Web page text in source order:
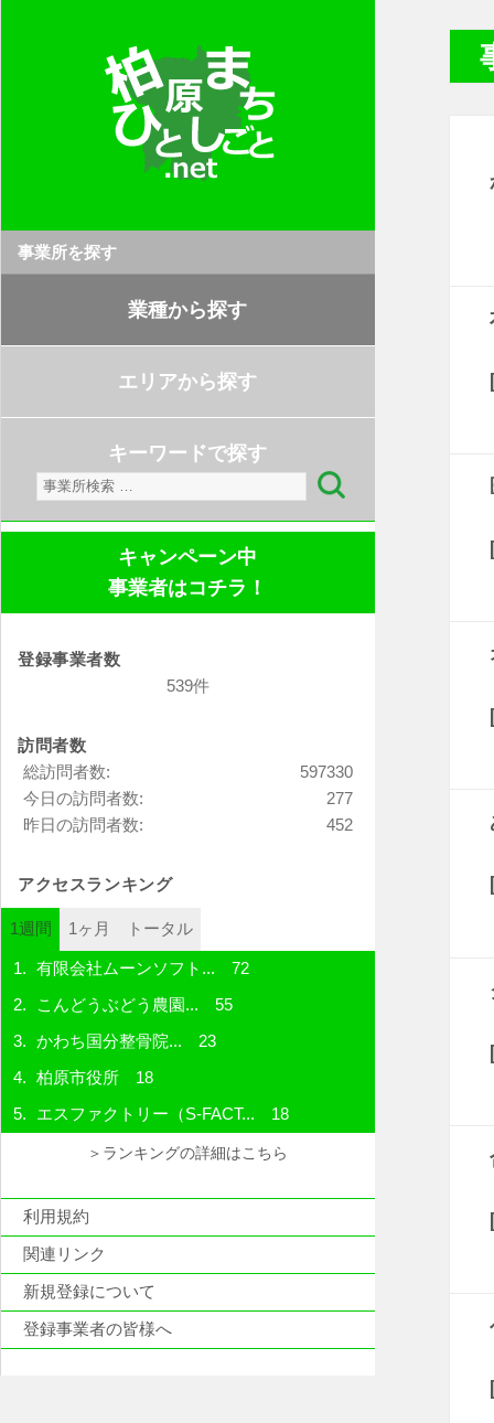
事業所を探す
業種から探す
エリアから探す
キーワードで探す
検
索:
キャンペーン中
事業者はコチラ！
登録事業者数
539件
訪問者数
597330
総訪問者数:
277
今日の訪問者数:
452
昨日の訪問者数:
アクセスランキング
1週間 1ヶ月 トータル
有限会社ムーンソフト... 72
こんどうぶどう農園... 55
かわち国分整骨院... 23
柏原市役所18
エスファクトリー（S-FACT... 18
＞ランキングの詳細はこちら
利用規約
関連リンク
新規登録について
登録事業者の皆様へ